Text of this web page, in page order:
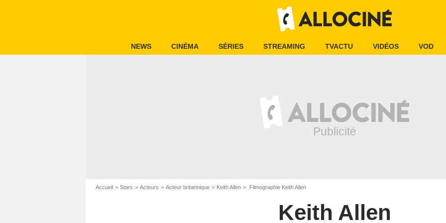
NEWS CINÉMA SÉRIES STREAMING TVACTU VIDÉOS VOD
Accueil Stars Acteurs Acteur britannique Keith Allen Filmographie Keith Allen
Keith Allen